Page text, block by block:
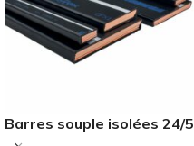
Barres souple isolées 24/5